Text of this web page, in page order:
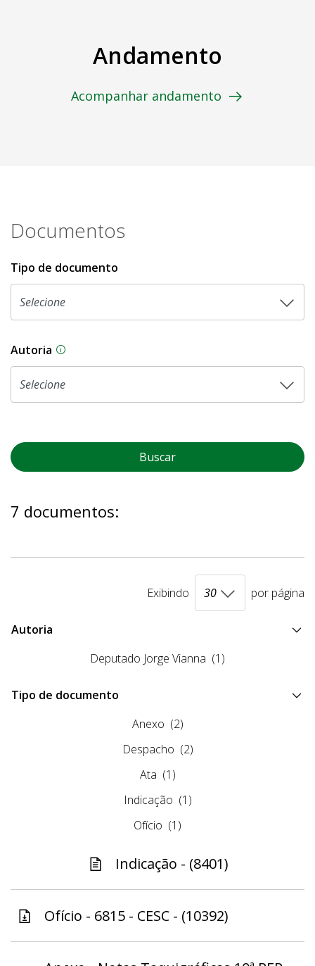
Andamento
Acompanhar andamento
Documentos
Tipo de documento
Autoria As proposições legislativas na CLDF podem
Buscar
7 documentos:
Exibindo por página
Autoria
Deputado Jorge Vianna (1)
Tipo de documento
Anexo (2)
Despacho (2)
Ata (1)
Indicação (1)
Ofício (1)
Indicação - (8401)
Ofício - 6815 - CESC - (10392)